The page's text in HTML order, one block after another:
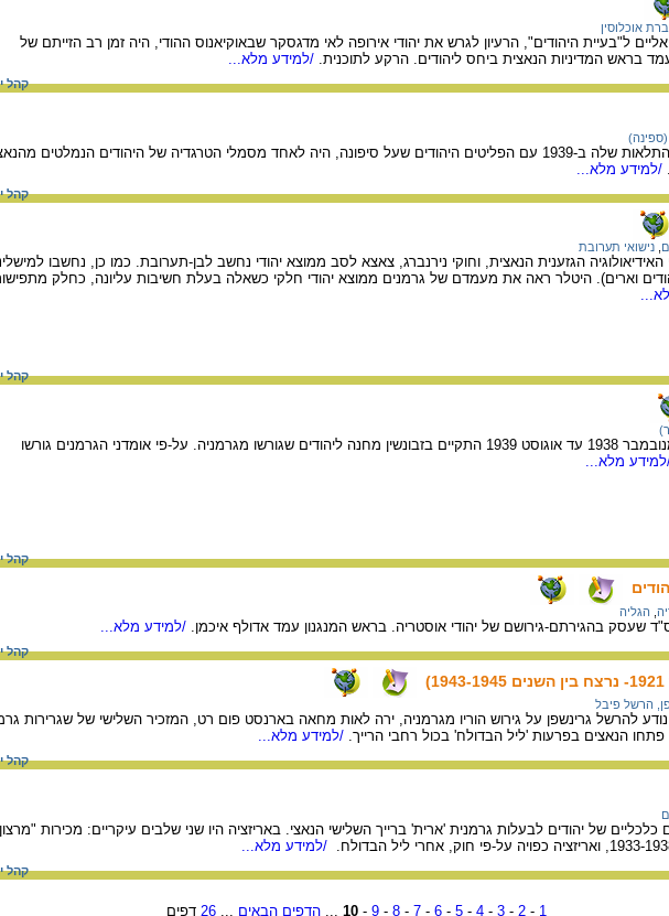
אוכלוסין
ל"בעיית היהודים", הרעיון לגרש את יהודי אירופה לאי מדגסקר שבאוקיאנוס ההודי, היה זמן רב הזייתם של
/למידע מלא...
קהל
ספינת נוסעים גרמנית שמסע התלאות שלה ב-1939 עם הפליטים היהודים שעל סיפונה, היה לאחד מסמלי הטרגדיה של היהודים הנמלטים
/למידע מלא...
קהל
נישואי תערובת
הגזענית הנאצית, וחוקי נירנברג, צאצא לסב ממוצא יהודי נחשב לבן-תערובת. כמו כן, נחשבו
וארים). היטלר ראה את מעמדם של גרמנים ממוצא יהודי חלקי כשאלה בעלת חשיבות עליונה, כחלק
קהל
עיר בפולין, על גבול גרמניה. מנובמבר 1938 עד אוגוסט 1939 התקיים בזבונשין מחנה ליהודים שגורשו מגרמניה. על-פי אומדני הגרמנים גורשו
מלא...
קהל
הגליה
שעסק בהגירתם-גירושם של יהודי אוסטריה. בראש המנגנון עמד אדולף איכמן. /למידע מלא...
קהל
הרשל פיבל
1938, כאשר נודע להרשל גרינשפן על גירוש הוריו מגרמניה, ירה לאות מחאה בארנסט פום רט, המזכיר השלישי של שגרירות
הנאצים בפרעות 'ליל הבדולח' בכול רחבי הרייך. /למידע מלא...
קהל
של יהודים לבעלות גרמנית 'ארית' ברייך השלישי הנאצי. באריזציה היו שני שלבים עיקריים: מכירות
/למידע מלא...
קהל
1
-
2
-
3
-
4
-
5
-
6
-
7
-
8
-
9
-
10
...הדפים הבאים ...
26 דפים